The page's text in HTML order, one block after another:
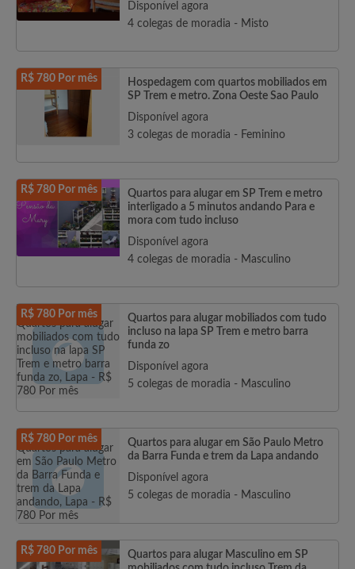
Disponível agora
4 colegas de moradia - Misto
R$ 780 Por mês
Hospedagem com quartos mobiliados em
SP Trem e metro. Zona Oeste Sao Paulo
Disponível agora
3 colegas de moradia - Feminino
R$ 780 Por mês
Quartos para alugar em SP Trem e metro
interligado a 5 minutos andando Para e
mora com tudo incluso
Disponível agora
4 colegas de moradia - Masculino
R$ 780 Por mês
Quartos para alugar mobiliados com tudo
incluso na lapa SP Trem e metro barra
funda zo
Disponível agora
5 colegas de moradia - Masculino
R$ 780 Por mês
Quartos para alugar em São Paulo Metro
da Barra Funda e trem da Lapa andando
Disponível agora
5 colegas de moradia - Masculino
R$ 780 Por mês
Quartos para alugar Masculino em SP